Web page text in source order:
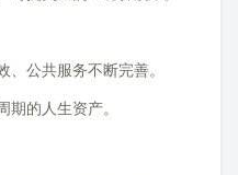
公共服务不断完善。
的人生资产。